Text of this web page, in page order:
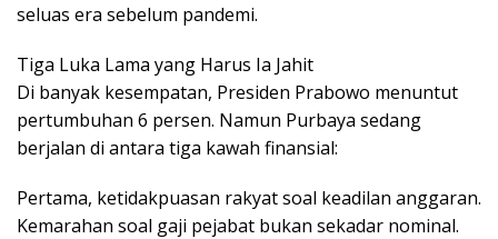
seluas era sebelum pandemi.
Tiga Luka Lama yang Harus Ia Jahit
Di banyak kesempatan, Presiden Prabowo menuntut
pertumbuhan 6 persen. Namun Purbaya sedang
berjalan di antara tiga kawah finansial:
Pertama, ketidakpuasan rakyat soal keadilan anggaran.
Kemarahan soal gaji pejabat bukan sekadar nominal.